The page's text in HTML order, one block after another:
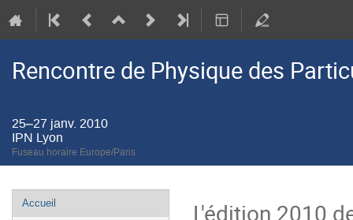
Rencontre de Physique des
25–27 janv. 2010
IPN Lyon
Fuseau horaire Europe/Paris
Menu
Accueil L'édition 2010